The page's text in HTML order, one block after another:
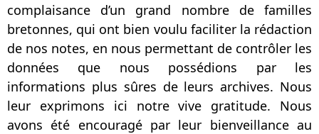
complaisance d’un grand nombre de familles
bretonnes, qui ont bien voulu faciliter la rédaction
de nos notes, en nous permettant de contrôler les
données que nous possédions par les
informations plus sûres de leurs archives. Nous
leur exprimons ici notre vive gratitude. Nous
avons été encouragé par leur bienveillance au